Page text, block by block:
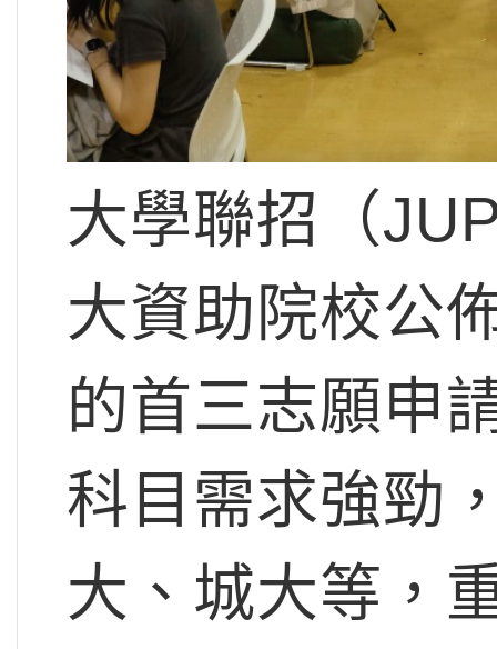
大學聯招（
大資助院校公
的首三志願申
科目需求強勁
大、城大等，